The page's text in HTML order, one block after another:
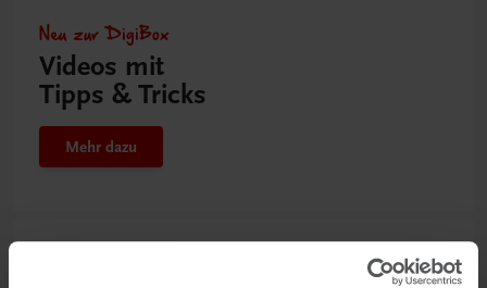
Neu zur DigiBox
Videos mit
Tipps & Tricks
Mehr dazu